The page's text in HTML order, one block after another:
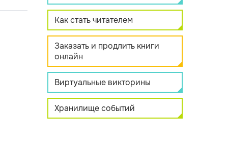
Как стать читателем
Заказать и продлить книги
онлайн
Виртуальные викторины
Хранилище событий